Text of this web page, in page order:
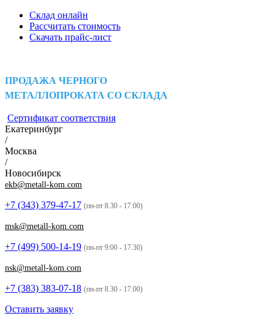
Склад онлайн
Рассчитать стоимость
Скачать прайс-лист
ПРОДАЖА ЧЕРНОГО
МЕТАЛЛОПРОКАТА СО СКЛАДА
Сертификат соответствия
Екатеринбург
/
Москва
/
Новосибирск
ekb@metall-kom.com
+7 (343) 379-47-17 (пн-пт 8.30 - 17.00)
msk@metall-kom.com
+7 (499) 500-14-19 (пн-пт 9:00 - 17.30)
nsk@metall-kom.com
+7 (383) 383-07-18 (пн-пт 8.30 - 17.00)
Оставить заявку